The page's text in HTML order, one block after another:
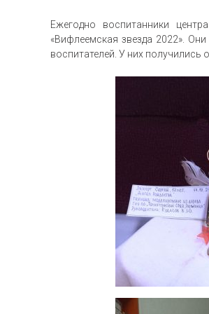
Ежегодно воспитанники
«Вифлеемская звезда 2022».
воспитателей. У них получились